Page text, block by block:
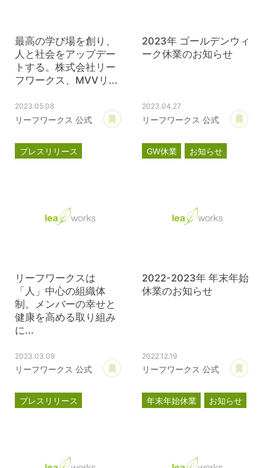
最高の学び場を創り、
人と社会をアップデー
トする。株式会社リー
フワークス、MVVリ...
2023.05.08
リーフワークス 公式
あとで読む
プレスリリース
2023年 ゴールデンウィ
ーク休業のお知らせ
2023.04.27
リーフワークス 公式
GW休業 お知らせ
リーフワークスは
「人」中心の組織体
制。メンバーの幸せと
健康を高める取り組み
に...
2023.03.09
リーフワークス 公式
あとで読む
プレスリリース
2022-2023年 年末年始
休業のお知らせ
2022.12.19
リーフワークス 公式
年末年始休業 お知らせ